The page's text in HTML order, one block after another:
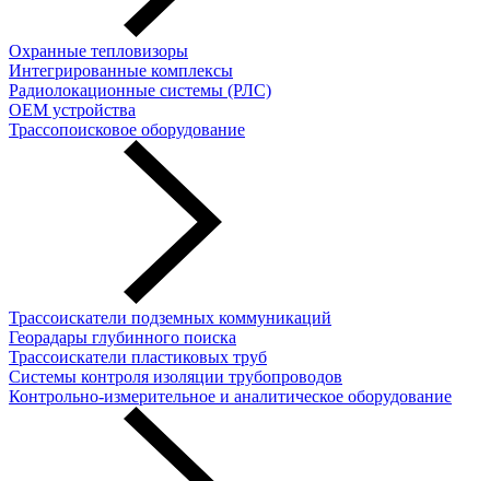
Охранные тепловизоры
Интегрированные комплексы
Радиолокационные системы (РЛС)
OEM устройства
Трассопоисковое оборудование
Трассоискатели подземных коммуникаций
Георадары глубинного поиска
Трассоискатели пластиковых труб
Cистемы контроля изоляции трубопроводов
Контрольно-измерительное и аналитическое оборудование